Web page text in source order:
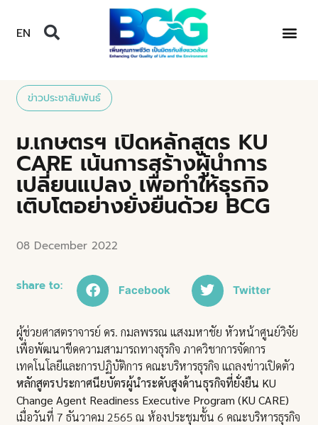
EN
ข่าวประชาสัมพันธ์
ม.เกษตรฯ เปิดหลักสูตร KU
CARE เน้นการสร้างผู้นำการ
เปลี่ยนแปลง เพื่อทำให้ธุรกิจ
เติบโตอย่างยั่งยืนด้วย BCG
08 December 2022
share to: Facebook Twitter
ผู้ช่วยศาสตราจารย์ ดร. กมลพรรณ แสงมหาชัย หัวหน้าศูนย์วิจัย
เพื่อพัฒนาขีดความสามารถทางธุรกิจ ภาควิชาการจัดการ
เทคโนโลยีและการปฏิบัติการ คณะบริหารธุรกิจ แถลงข่าวเปิดตัว
หลักสูตรประกาศนียบัตรผู้นำระดับสูงด้านธุรกิจที่ยั่งยืน KU
Change Agent Readiness Executive Program (KU CARE)
เมื่อวันที่ 7 ธันวาคม 2565 ณ ห้องประชุมชั้น 6 คณะบริหารธุรกิจ